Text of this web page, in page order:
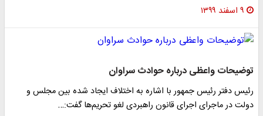
۹ اسفند ۱۳۹۹
توضیحات واعظی درباره حوادث سراوان
رئیس دفتر رئیس جمهور با اشاره به اختلاف ایجاد شده بین مجلس و
دولت در ماجرای اجرای قانون راهبردی لغو تحریم‌ها گفت:…